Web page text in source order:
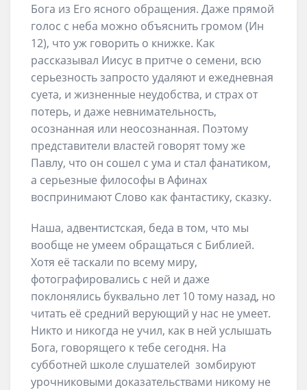
Бога из Его ясного обращения. Даже прямой
голос с неба можно объяснить громом (Ин
12), что уж говорить о книжке. Как
рассказывал Иисус в притче о семени, всю
серьезность запросто удаляют и ежедневная
суета, и жизненные неудобства, и страх от
потерь, и даже невнимательность,
осознанная или неосознанная. Поэтому
представители властей говорят тому же
Павлу, что он сошел с ума и стал фанатиком,
а серьезные философы в Афинах
воспринимают Слово как фантастику, сказку.
Наша, адвентистская, беда в том, что мы
вообще не умеем обращаться с Библией.
Хотя её таскали по всему миру,
фотографировались с ней и даже
поклонялись буквально лет 10 тому назад, но
читать её средний верующий у нас не умеет.
Никто и никогда не учил, как в ней услышать
Бога, говорящего к тебе сегодня. На
субботней школе слушателей зомбируют
урочниковыми доказательствами никому не